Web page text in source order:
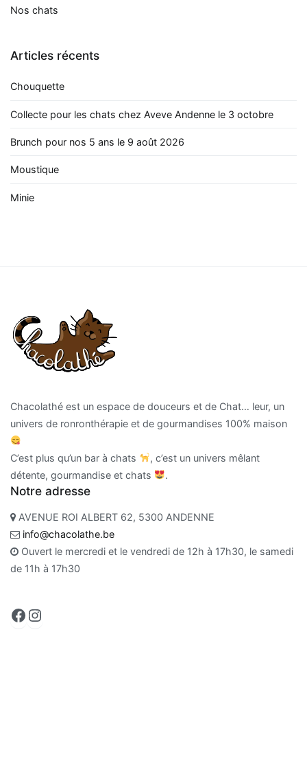
Nos chats
Articles récents
Chouquette
Collecte pour les chats chez Aveve Andenne le 3 octobre
Brunch pour nos 5 ans le 9 août 2026
Moustique
Minie
Chacolathé est un espace de douceurs et de Chat… leur, un
univers de ronronthérapie et de gourmandises 100% maison
C’est plus qu’un bar à chats
, c’est un univers mêlant
détente, gourmandise et chats
.
Notre adresse
AVENUE ROI ALBERT 62, 5300 ANDENNE
info@chacolathe.be
Ouvert le mercredi et le vendredi de 12h à 17h30, le samedi
de 11h à 17h30
Facebook